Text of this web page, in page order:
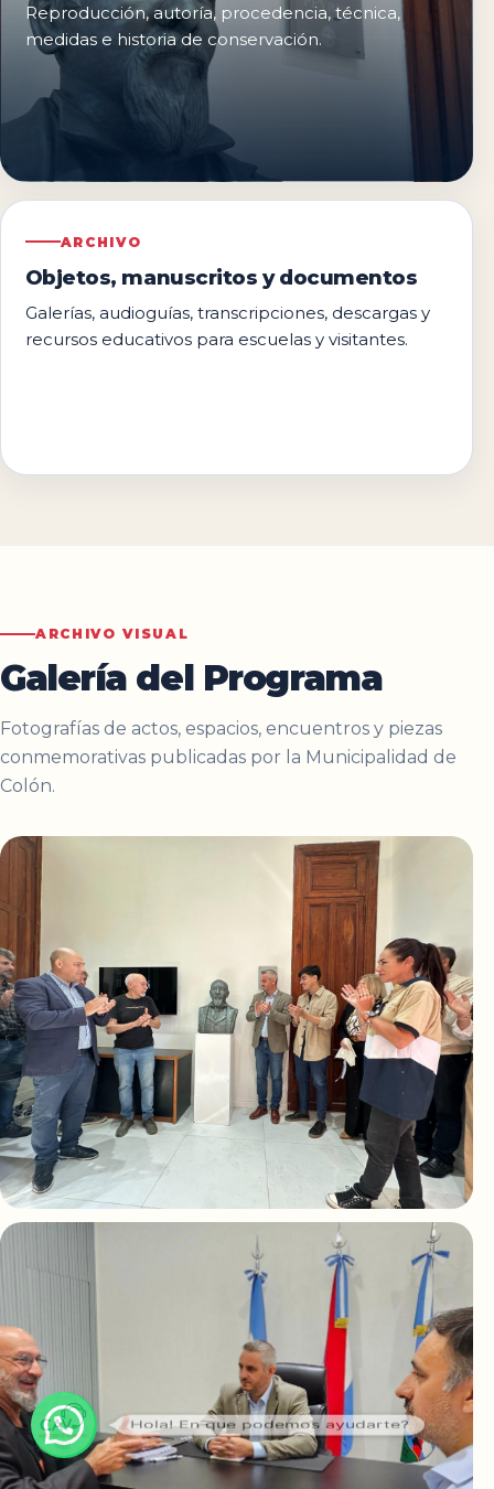
Reproducción, autoría, procedencia, técnica,
medidas e historia de conservación.
ARCHIVO
Objetos, manuscritos y documentos
Galerías, audioguías, transcripciones, descargas y
recursos educativos para escuelas y visitantes.
ARCHIVO VISUAL
Galería del Programa
Fotografías de actos, espacios, encuentros y piezas
conmemorativas publicadas por la Municipalidad de
Colón.
Hola! En que podemos ayudarte?